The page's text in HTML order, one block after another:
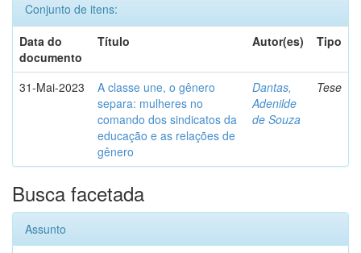
Conjunto de itens:
Data do
documento
Título Autor(es) Tipo
31-Mai-2023
A classe une, o gênero
separa: mulheres no
comando dos sindicatos da
educação e as relações de
gênero
Dantas,
Adenilde
de Souza
Tese
Busca facetada
Assunto